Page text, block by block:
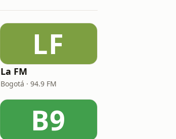
LF
La FM
Bogotá · 94.9 FM
B9